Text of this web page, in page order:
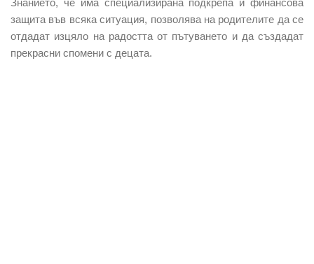
защита във всяка ситуация, позволява на родителите да се
отдадат изцяло на радостта от пътуването и да създадат
прекрасни спомени с децата.